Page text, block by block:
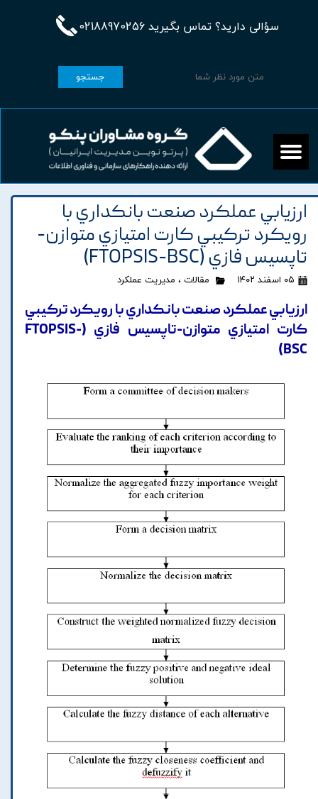
سؤالی دارید؟ تماس بگیرید 02188970256
جستجو
ارزيابي عملکرد صنعت بانکداري با
رويکرد ترکيبي کارت امتيازي متوازن-
تاپسيس فازي (FTOPSIS-BSC)
۰۵ اسفند ۱۴۰۲ مقالات ، مدیریت عملکرد
ارزيابي عملکرد صنعت بانکداري با رويکرد ترکيبي
کارت امتيازي متوازن-تاپسيس فازي (FTOPSIS-
BSC)